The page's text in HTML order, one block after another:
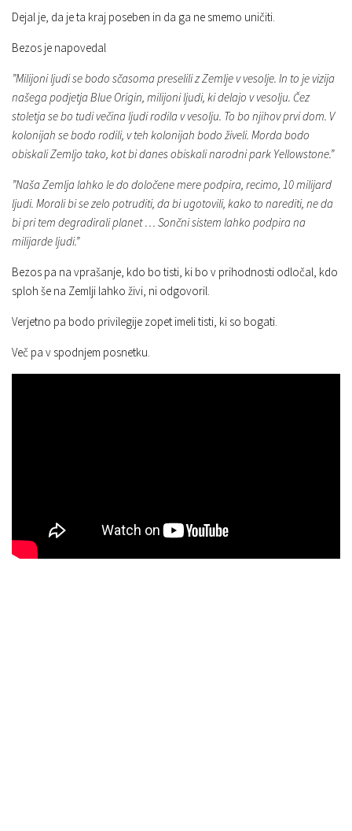
Dejal je, da je ta kraj poseben in da ga ne smemo uničiti.
Bezos je napovedal
”Milijoni ljudi se bodo sčasoma preselili z Zemlje v vesolje. In to je vizija
našega podjetja Blue Origin, milijoni ljudi, ki delajo v vesolju. Čez
stoletja se bo tudi večina ljudi rodila v vesolju. To bo njihov prvi dom. V
kolonijah se bodo rodili, v teh kolonijah bodo živeli. Morda bodo
obiskali Zemljo tako, kot bi danes obiskali narodni park Yellowstone.”
”Naša Zemlja lahko le do določene mere podpira, recimo, 10 milijard
ljudi. Morali bi se zelo potruditi, da bi ugotovili, kako to narediti, ne da
bi pri tem degradirali planet … Sončni sistem lahko podpira na
milijarde ljudi.”
Bezos pa na vprašanje, kdo bo tisti, ki bo v prihodnosti odločal, kdo
sploh še na Zemlji lahko živi, ni odgovoril.
Verjetno pa bodo privilegije zopet imeli tisti, ki so bogati.
Več pa v spodnjem posnetku.